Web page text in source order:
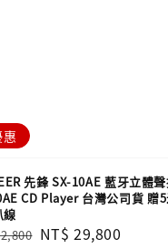
先鋒 SX-10AE 藍牙立體
CD Player 台灣公司貨 贈
線
Sale
NT$ 29,800